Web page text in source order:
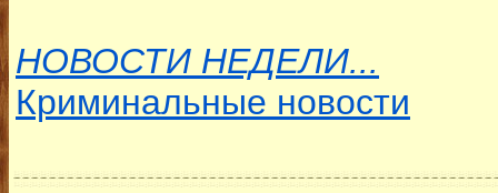
НОВОСТИ НЕДЕЛИ...
Криминальные новости